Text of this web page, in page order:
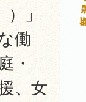
」
働
・
、女